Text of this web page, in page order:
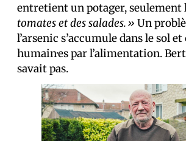
entretient un potager, seulement
tomates et des salades.» Un
l’arsenic s’accumule dans le sol
humain·es par l’alimentation.
savait pas.